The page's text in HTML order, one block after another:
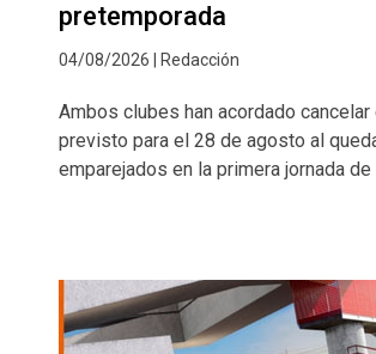
pretemporada
04/08/2026 | Redacción
Ambos clubes han acordado cancelar
previsto para el 28 de agosto al
emparejados en la primera jornada